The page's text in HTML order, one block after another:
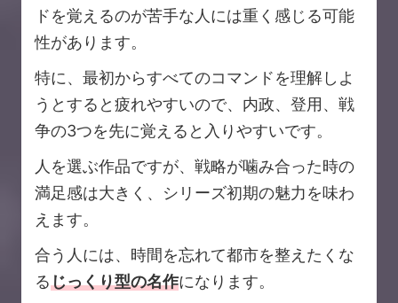
ドを覚えるのが苦手な人には重く感じる可能
性があります。
特に、最初からすべてのコマンドを理解しよ
うとすると疲れやすいので、内政、登用、戦
争の3つを先に覚えると入りやすいです。
人を選ぶ作品ですが、戦略が噛み合った時の
満足感は大きく、シリーズ初期の魅力を味わ
えます。
合う人には、時間を忘れて都市を整えたくな
るじっくり型の名作になります。